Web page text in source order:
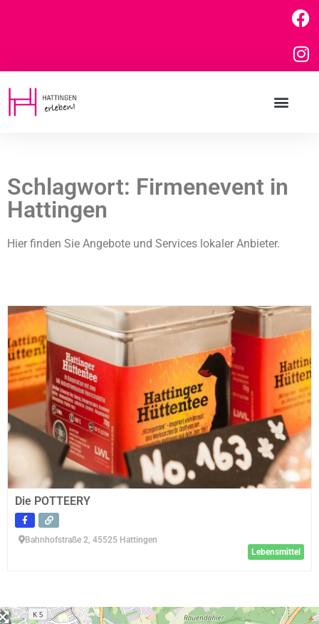
Schlagwort: Firmenevent in
Hattingen
Hier finden Sie Angebote und Services lokaler Anbieter.
Die POTTEERY
Bahnhofstraße 2, 45525 Hattingen
Lebensmittel